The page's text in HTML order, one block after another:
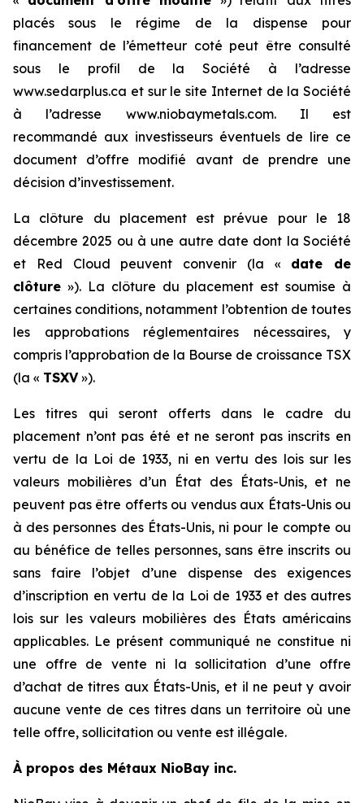
placés sous le régime de la dispense pour
financement de l’émetteur coté peut être consulté
sous le profil de la Société à l’adresse
www.sedarplus.ca et sur le site Internet de la Société
à l’adresse www.niobaymetals.com. Il est
recommandé aux investisseurs éventuels de lire ce
document d’offre modifié avant de prendre une
décision d’investissement.
La clôture du placement est prévue pour le 18
décembre 2025 ou à une autre date dont la Société
et Red Cloud peuvent convenir (la « date de
clôture »). La clôture du placement est soumise à
certaines conditions, notamment l’obtention de toutes
les approbations réglementaires nécessaires, y
compris l’approbation de la Bourse de croissance TSX
(la « TSXV»).
Les titres qui seront offerts dans le cadre du
placement n’ont pas été et ne seront pas inscrits en
vertu de la Loi de 1933, ni en vertu des lois sur les
valeurs mobilières d’un État des États-Unis, et ne
peuvent pas être offerts ou vendus aux États-Unis ou
à des personnes des États-Unis, ni pour le compte ou
au bénéfice de telles personnes, sans être inscrits ou
sans faire l’objet d’une dispense des exigences
d’inscription en vertu de la Loi de 1933 et des autres
lois sur les valeurs mobilières des États américains
applicables. Le présent communiqué ne constitue ni
une offre de vente ni la sollicitation d’une offre
d’achat de titres aux États-Unis, et il ne peut y avoir
aucune vente de ces titres dans un territoire où une
telle offre, sollicitation ou vente est illégale.
À propos des Métaux NioBay inc.